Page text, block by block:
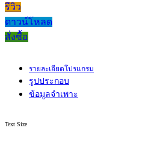
รีวิว
ดาวน์โหลด
สั่งซื้อ
รายละเอียดโปรแกรม
รูปประกอบ
ข้อมูลจำเพาะ
Text Size